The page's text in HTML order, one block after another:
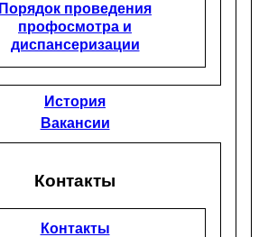
Порядок проведения
профосмотра и
диспансеризации
История
Вакансии
Контакты
Контакты